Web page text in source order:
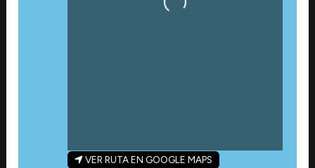
VER RUTA EN GOOGLE MAPS